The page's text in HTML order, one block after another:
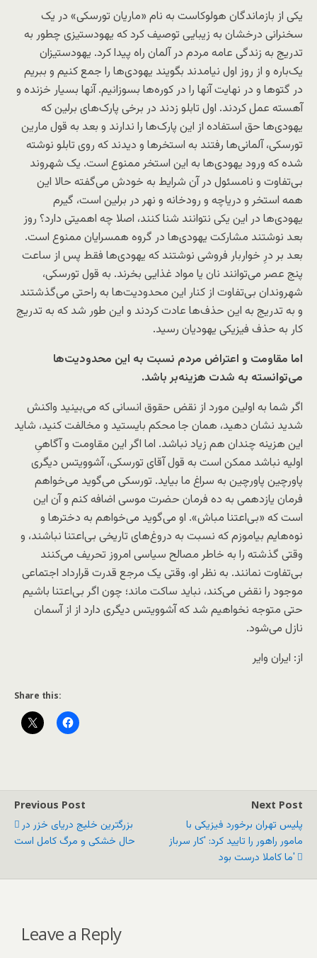
یکی از بازماندگان هولوکاست به نام «ماریان تورسکی» در یک
سخنرانی درخشان به زیبایی توصیف کرد که یهودستیزی چطور به
تدریج به زندگی عامه مردم در آلمان راه پیدا کرد. یهودستیزان
یک‌باره و از روز اول نیامدند بگویند یهودی‌ها را جمع کنیم و ببریم
در گتوها و در نهایت آنها را در کوره‌ها بسوزانیم. آنها بسیار خزنده و
آهسته عمل کردند. اول تابلو زدند در برخی پارک‌های برلین که
یهودی‌ها حق استفاده از این پارک‌ها را ندارند و بعد به قول مارین
تورسکی، آلمانی‌ها رفتند به استخرها و دیدند که روی تابلو نوشته
شده که ورود یهودی‌ها به این استخر ممنوع است. یک شهروند
بی‌تفاوت و نامسئول در آن شرایط به خودش می‌گفته حالا این
همه استخر و دریاچه و رودخانه و نهر در برلین است، گیرم
یهودی‌ها در این یکی نتوانند شنا کنند، اصلا چه اهمیتی دارد؟ روز
بعد نوشتند مشارکت یهودی‌ها در گروه همسرایان ممنوع است.
بعد بر درِ خواربار فروشی نوشتند که یهودی‌ها فقط پس از ساعت
پنج عصر می‌توانند نان یا مواد غذایی بخرند. به قول تورسکی،
شهروندان بی‌تفاوت از کنار این محدودیت‌ها به راحتی می‌گذشتند
و به تدریج به این حذف‌ها عادت کردند و این طور شد که به تدریج
کار به حذف فیزیکی یهودیان رسید.
اما مقاومت و اعتراض مردم نسبت به این محدودیت‌ها
می‌توانسته به شدت هزینه‌بر باشد.
اگر شما به اولین مورد از نقض حقوق انسانی که می‌بینید واکنش
شدید نشان دهید، همان جا محکم بایستید و مخالفت کنید، شاید
این هزینه چندان هم زیاد نباشد. اما اگر این مقاومت و آگاهیِ
اولیه نباشد ممکن است به قول آقای تورسکی، آشوویتس دیگری
پاورچین پاورچین به سراغ ما بیاید. تورسکی می‌گوید می‌خواهم
فرمان یازدهمی به ده فرمان حضرت موسی اضافه کنم و آن این
است که «بی‌اعتنا مباش». او می‌گوید می‌خواهم به دخترها و
نوه‌هایم بیاموزم که نسبت به دروغ‌های تاریخی بی‌اعتنا نباشند، و
وقتی گذشته را به خاطر مصالح سیاسی امروز تحریف می‌کنند
بی‌تفاوت نمانند. به نظر او، وقتی یک مرجع قدرت قرارداد اجتماعی
موجود را نقض می‌کند، نباید ساکت ماند؛ چون اگر بی‌اعتنا باشیم
حتی متوجه نخواهیم شد که آشوویتس دیگری دارد از از آسمان
نازل می‌شود.
از: ایران وایر
Share this:
Previous Post
بزرگترین خلیج دریای خزر در
حال خشکی و مرگ کامل است
Next Post
پلیس تهران برخورد فیزیکی با
مامور راهور را تایید کرد: 'کار سرباز
ما کاملا درست بود'
Leave a Reply